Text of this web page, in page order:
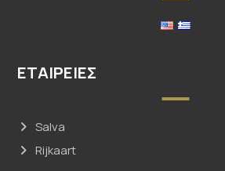
ΕΤΑΙΡΕΊΕΣ
Salva
Rijkaart